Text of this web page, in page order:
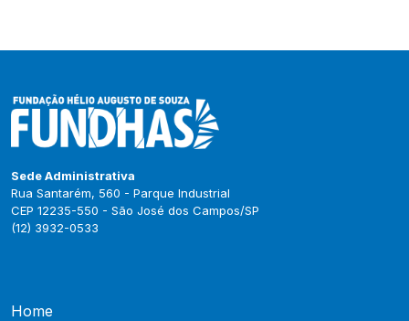
Sede Administrativa
Rua Santarém, 560 - Parque Industrial
CEP 12235-550 - São José dos Campos/SP
(12) 3932-0533
Home